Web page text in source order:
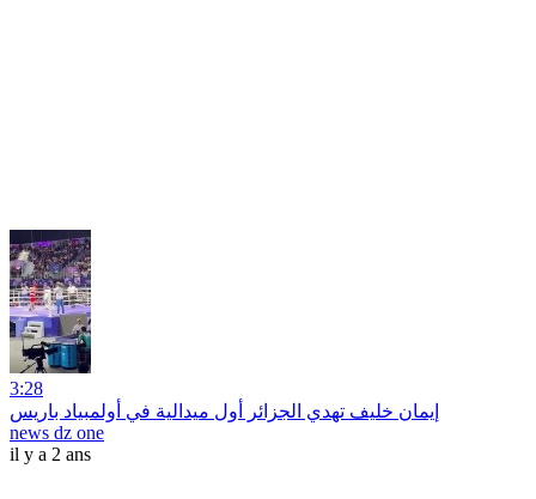
3:28
إيمان خليف تهدي الجزائر أول ميدالية في أولمبياد باريس
news dz one
il y a 2 ans